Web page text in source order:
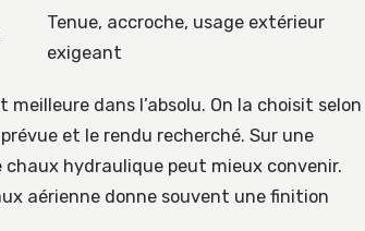
Tenue, accroche, usage extérieur
exigeant
dans l’absolu. On la choisit selon
et le rendu recherché. Sur une
hydraulique peut mieux convenir.
aérienne donne souvent une finition